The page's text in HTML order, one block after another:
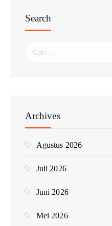
Search
n
k
Archives
Agustus 2026
Juli 2026
Juni 2026
Mei 2026